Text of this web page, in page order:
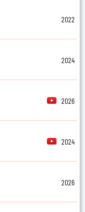
2022
2024
2026
2024
2026